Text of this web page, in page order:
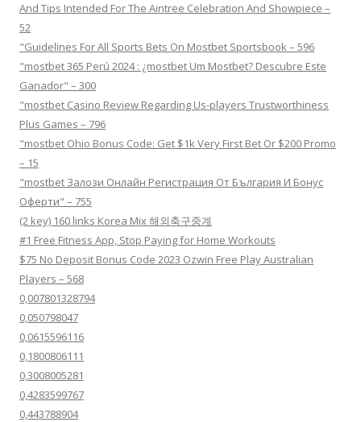
And Tips Intended For The Aintree Celebration And Showpiece –
52
"Guidelines For All Sports Bets On Mostbet Sportsbook – 596
"mostbet 365 Perú 2024 ️: ¿mostbet Um Mostbet? Descubre Este
Ganador" – 300
"mostbet Casino Review Regarding Us-players Trustworthiness
Plus Games – 796
"mostbet Ohio Bonus Code: Get $1k Very First Bet Or $200 Promo
– 15
"mostbet Залози Онлайн Регистрация От България И Бонус
Оферти" – 755
(2 key) 160 links Korea Mix 해외축구중계
#1 Free Fitness App, Stop Paying for Home Workouts
$75 No Deposit Bonus Code 2023 Ozwin Free Play Australian
Players – 568
0,007801328794
0,050798047
0,0615596116
0,1800806111
0,3008005281
0,4283599767
0,443788904